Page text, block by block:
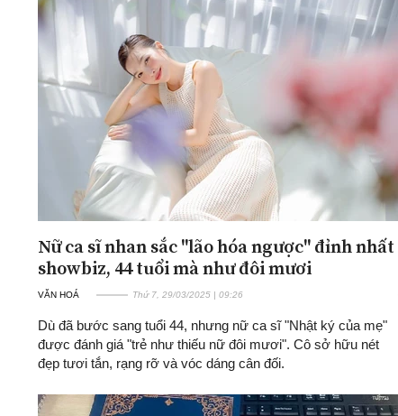
ĐA CHIỀU
Quan điểm
Xi nhan Trái Phải
Bạn đọc viết
INFOCUS
Nữ ca sĩ nhan sắc "lão hóa ngược" đỉnh nhất
showbiz, 44 tuổi mà như đôi mươi
VĂN HOÁ Thứ 7, 29/03/2025 | 09:26
Dù đã bước sang tuổi 44, nhưng nữ ca sĩ "Nhật ký của mẹ"
được đánh giá "trẻ như thiếu nữ đôi mươi". Cô sở hữu nét
đẹp tươi tắn, rạng rỡ và vóc dáng cân đối.